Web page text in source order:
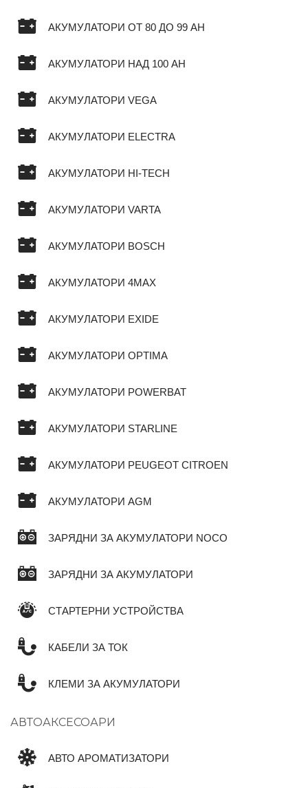
АКУМУЛАТОРИ ОТ 80 ДО 99 AH
АКУМУЛАТОРИ НАД 100 AH
АКУМУЛАТОРИ VEGA
АКУМУЛАТОРИ ELECTRA
АКУМУЛАТОРИ HI-TECH
АКУМУЛАТОРИ VARTA
АКУМУЛАТОРИ BOSCH
АКУМУЛАТОРИ 4MAX
АКУМУЛАТОРИ EXIDE
АКУМУЛАТОРИ OPTIMA
АКУМУЛАТОРИ POWERBAT
АКУМУЛАТОРИ STARLINE
АКУМУЛАТОРИ PEUGEOT CITROEN
АКУМУЛАТОРИ AGM
ЗАРЯДНИ ЗА АКУМУЛАТОРИ NOCO
ЗАРЯДНИ ЗА АКУМУЛАТОРИ
СТАРТЕРНИ УСТРОЙСТВА
КАБЕЛИ ЗА ТОК
КЛЕМИ ЗА АКУМУЛАТОРИ
АВТОАКСЕСОАРИ
АВТО АРОМАТИЗАТОРИ